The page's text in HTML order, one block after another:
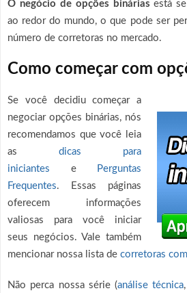
O negócio de opções binárias está
ao redor do mundo, o que pode ser
número de corretoras no mercado.
Como começar com
Se você decidiu começar a
negociar opções binárias, nós
recomendamos que você leia
as dicas para
iniciantes e
Perguntas
Frequentes. Essas páginas
oferecem informações
valiosas para você iniciar
seus negócios. Vale também
mencionar nossa lista de corretoras
Não perca nossa série (análise técnica,